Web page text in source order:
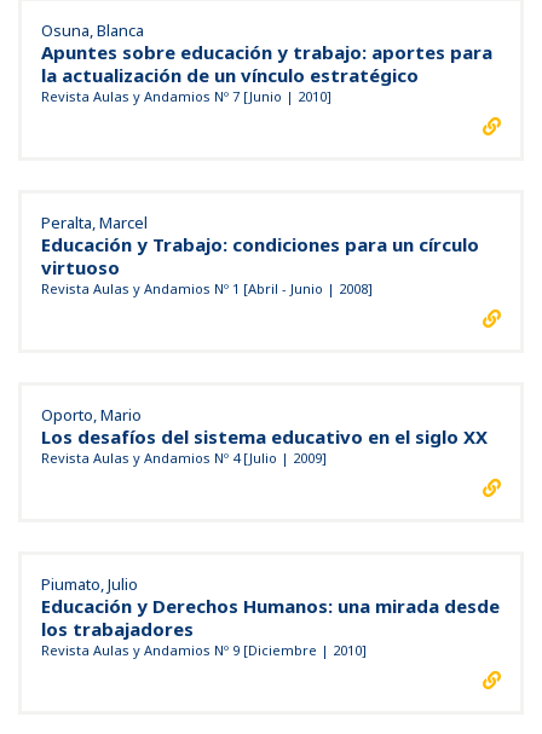
Osuna, Blanca
Apuntes sobre educación y trabajo: aportes para
la actualización de un vínculo estratégico
Revista Aulas y Andamios Nº 7 [Junio | 2010]
Peralta, Marcel
Educación y Trabajo: condiciones para un círculo
virtuoso
Revista Aulas y Andamios Nº 1 [Abril - Junio | 2008]
Oporto, Mario
Los desafíos del sistema educativo en el siglo XX
Revista Aulas y Andamios Nº 4 [Julio | 2009]
Piumato, Julio
Educación y Derechos Humanos: una mirada desde
los trabajadores
Revista Aulas y Andamios Nº 9 [Diciembre | 2010]